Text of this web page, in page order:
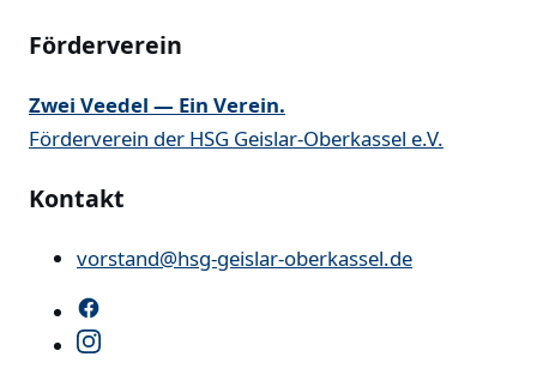
Förderverein
Zwei Veedel — Ein Verein.
Förderverein der HSG Geislar-Oberkassel e.V.
Kontakt
vorstand@hsg-geislar-oberkassel.de